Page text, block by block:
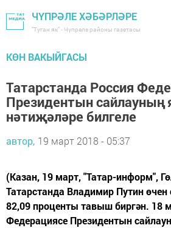
ЧҮПРӘЛЕ ХӘБӘРЛӘРЕ
"Туган як" - Чүпрәле районы газетасы
КӨН ВАКЫЙГАСЫ
Татарстанда Россия
Президентын сайлауның
нәтиҗәләре билгеле
автор, 19 март 2018 - 05:37
(Казан, 19 март, "Татар-информ",
Татарстанда Владимир Путин
82,09 проценты тавыш биргән. 18
Федерациясе Президентын